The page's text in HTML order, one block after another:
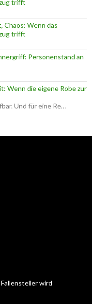
trifft
Chaos: Wenn das
trifft
Personenstand an
Wenn die eigene Robe zur
Und für eine Re…
wird